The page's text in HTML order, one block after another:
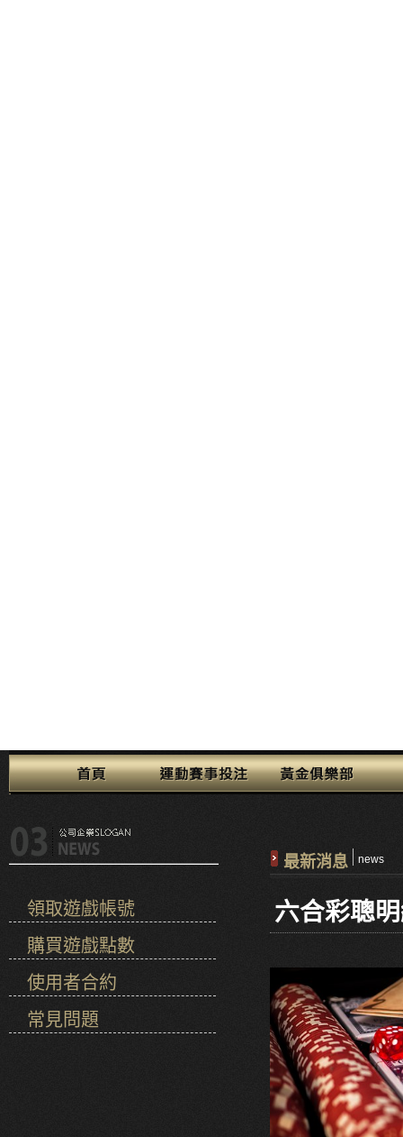
領取遊戲帳號
購買遊戲點數
使用者合約
常見問題
最新消息 news
六合彩聰